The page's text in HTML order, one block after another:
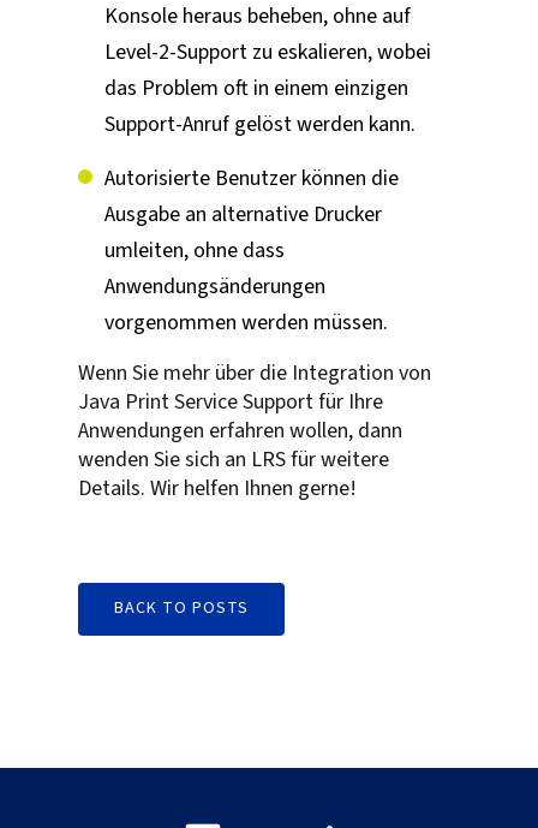
Konsole heraus beheben, ohne auf
Level-2-Support zu eskalieren, wobei
das Problem oft in einem einzigen
Support-Anruf gelöst werden kann.
Autorisierte Benutzer können die
Ausgabe an alternative Drucker
umleiten, ohne dass
Anwendungsänderungen
vorgenommen werden müssen.
Wenn Sie mehr über die Integration von
Java Print Service Support für Ihre
Anwendungen erfahren wollen, dann
wenden Sie sich an LRS für weitere
Details. Wir helfen Ihnen gerne!
BACK TO POSTS